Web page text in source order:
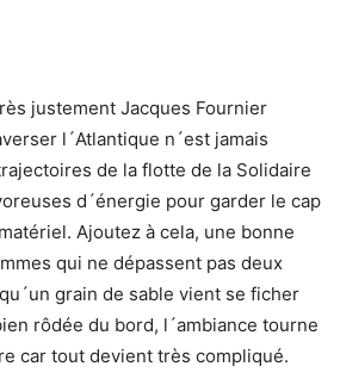
justement Jacques Fournier
l´Atlantique n´est jamais
de la flotte de la Solidaire
d´énergie pour garder le cap
Ajoutez à cela, une bonne
qui ne dépassent pas deux
grain de sable vient se ficher
rôdée du bord, l´ambiance tourne
car tout devient très compliqué.